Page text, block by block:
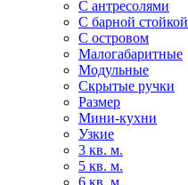
С антресолями
С барной стойкой
С островом
Малогабаритные
Модульные
Скрытые ручки
Размер
Мини-кухни
Узкие
3 кв. м.
5 кв. м.
6 кв. м.